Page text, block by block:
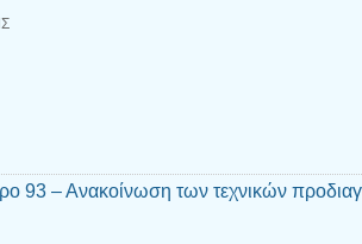
93 – Ανακοίνωση των τεχνικών